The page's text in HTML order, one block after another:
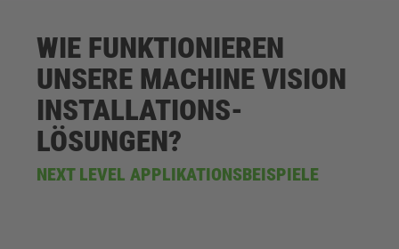
WIE FUNKTIONIEREN
UNSERE MACHINE VISION
INSTALLATIONS­
LÖSUNGEN?
NEXT LEVEL APPLIKATIONSBEISPIELE